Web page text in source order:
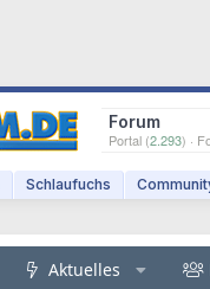
Forum
Portal (2.293) ·
Schlaufuchs
Aktuelles